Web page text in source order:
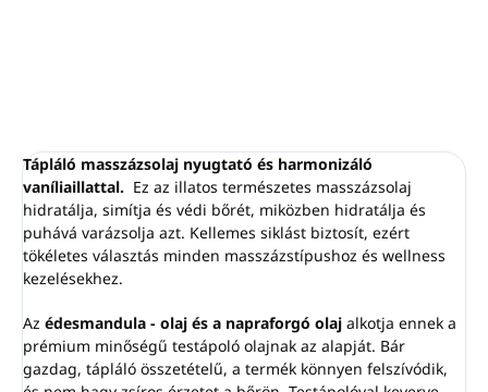
Tápláló masszázsolaj nyugtató és harmonizáló
vaníliaillattal. Ez az illatos természetes masszázsolaj
hidratálja, simítja és védi bőrét, miközben hidratálja és
puhává varázsolja azt. Kellemes siklást biztosít, ezért
tökéletes választás minden masszázstípushoz és wellness
kezelésekhez.
Az édesmandula - olaj és a napraforgó olaj alkotja ennek a
prémium minőségű testápoló olajnak az alapját. Bár
gazdag, tápláló összetételű, a termék könnyen felszívódik,